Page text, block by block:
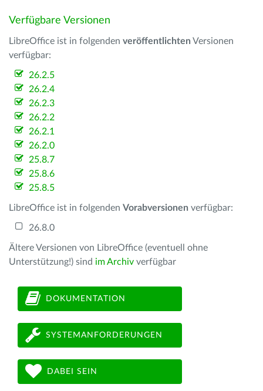
Verfügbare Versionen
LibreOffice ist in folgenden veröffentlichten Versionen
verfügbar:
26.2.5
26.2.4
26.2.3
26.2.2
26.2.1
26.2.0
25.8.7
25.8.6
25.8.5
LibreOffice ist in folgenden Vorabversionen verfügbar:
26.8.0
Ältere Versionen von LibreOffice (eventuell ohne
Unterstützung!) sind im Archiv verfügbar
DOKUMENTATION
SYSTEMANFORDERUNGEN
DABEI SEIN